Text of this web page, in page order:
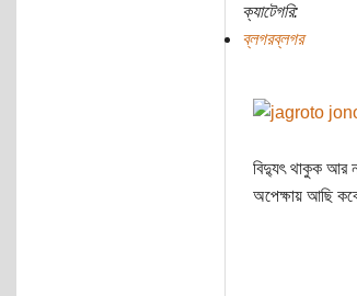
ক্যাটেগরি:
ব্লগরব্লগর
বিদ্যুৎ থাকুক আর
অপেক্ষায় আছি